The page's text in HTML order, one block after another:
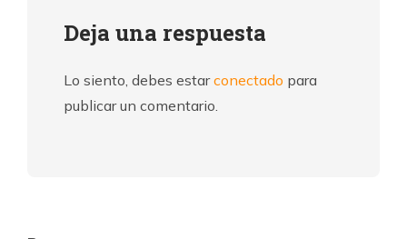
Deja una respuesta
Lo siento, debes estarconectado para
publicar un comentario.